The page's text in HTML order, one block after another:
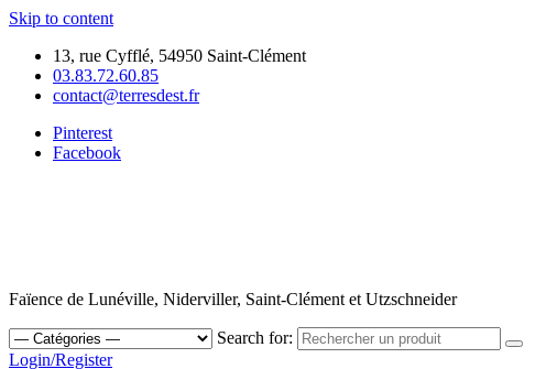
Skip to content
13, rue Cyfflé, 54950 Saint-Clément
03.83.72.60.85
contact@terresdest.fr
Pinterest
Facebook
Faïence de Lunéville, Niderviller, Saint-Clément et Utzschneider
Search for:
Login/Register